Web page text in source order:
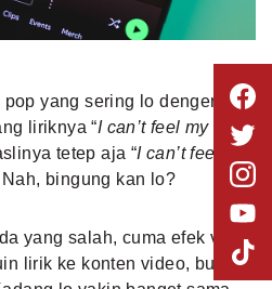
yang sering lo denger di
liriknya “I can’t feel my face
tetep aja “I can’t feel my
Nah, bingung kan lo?
yang salah, cuma efek viral
lirik ke konten video, bukan